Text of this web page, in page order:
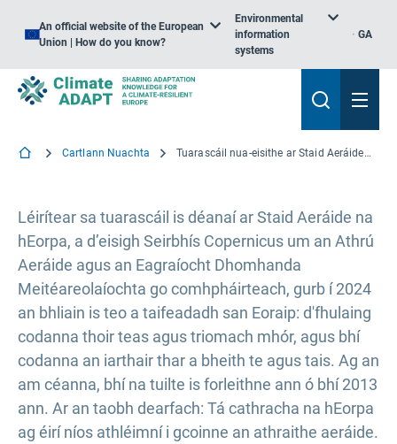
An official website of the European
Union | How do you know?
Environmental
information
systems
GA
Cartlann Nuachta Tuarascáil nua-eisithe ar Staid Aeráide na hEorpa: Taifeadadh an bhliain is teo in 2024
Léirítear sa tuarascáil is déanaí ar Staid Aeráide na
hEorpa, a d’eisigh Seirbhís Copernicus um an Athrú
Aeráide agus an Eagraíocht Dhomhanda
Meitéareolaíochta go comhpháirteach, gurb í 2024
an bhliain is teo a taifeadadh san Eoraip: d'fhulaing
codanna thoir teas agus triomach mhór, agus bhí
codanna an iarthair thar a bheith te agus tais. Ag an
am céanna, bhí na tuilte is forleithne ann ó bhí 2013
ann. Ar an taobh dearfach: Tá cathracha na hEorpa
ag éirí níos athléimní i gcoinne an athraithe aeráide.